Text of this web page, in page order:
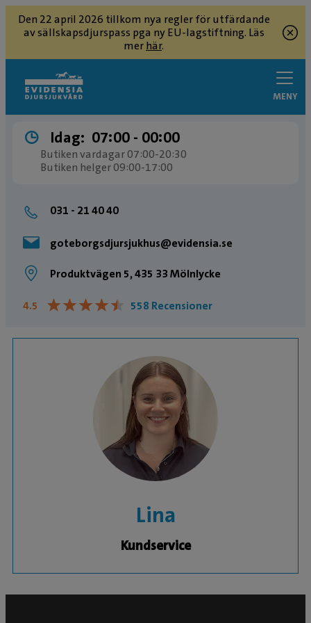
Den 22 april 2026 tillkom nya regler för utfärdande
av sällskapsdjurspass pga ny EU-lagstiftning. Läs
merhär.
MENY
Idag: 07:00 ­- 00:00
Butiken vardagar 07:00-20:30
Butiken helger 09:00-17:00
031 - 21 40 40
goteborgsdjursjukhus@evidensia.se
Produktvägen 5, 435 33 Mölnlycke
4.5 ★★★★★
★★★★★ 558 Recensioner
Lina
Kundservice